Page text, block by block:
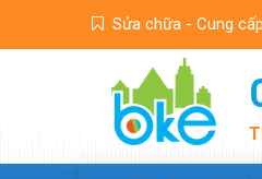
Sửa chữa - Cung